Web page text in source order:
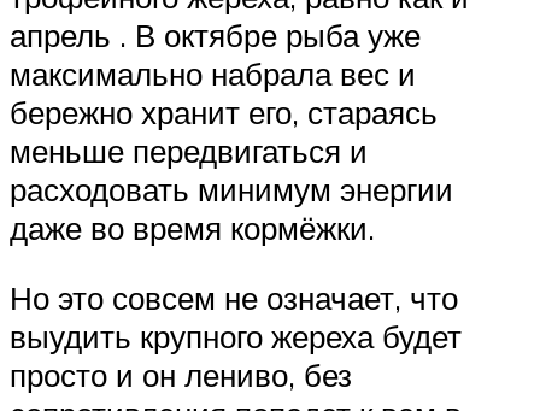
апрель . В октябре рыба уже
максимально набрала вес и
бережно хранит его, стараясь
меньше передвигаться и
расходовать минимум энергии
даже во время кормёжки.
Но это совсем не означает, что
выудить крупного жереха будет
просто и он лениво, без